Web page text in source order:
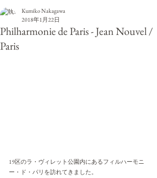
Philharmonie de Paris - Jean Nouvel /
Paris
Kumiko Nakagawa
2018年1月22日
19区のラ・ヴィレット公園内にあるフィルハーモニ
ー・ド・パリを訪れてきました。